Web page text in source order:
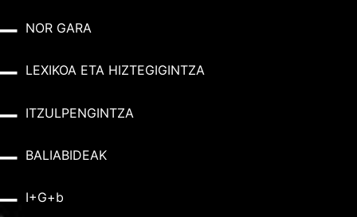
NOR GARA
LEXIKOA ETA HIZTEGIGINTZA
ITZULPENGINTZA
BALIABIDEAK
I+G+b